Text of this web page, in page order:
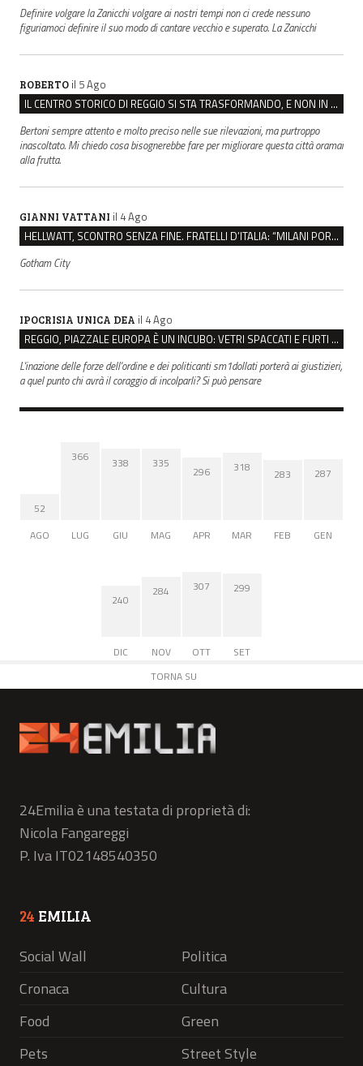
Definire volgare la Zanicchi volgare ai nostri tempi non ci crede nessuno
figuriamoci definire il suo modo di cantare vecchio e superato. La Zanicchi
ROBERTO il 5 Ago
IL CENTRO STORICO DI REGGIO SI STA TRASFORMANDO, E NON IN MEGLIO
Bertoni sempre attento e molto preciso nelle sue rilevazioni, ma purtroppo
inascoltato. Mi chiedo cosa bisognerebbe fare per migliorare questa città oramai
alla frutta.
GIANNI VATTANI il 4 Ago
HELLWATT, SCONTRO SENZA FINE. FRATELLI D’ITALIA: “MILANI PORTA DOCUMENTI, DE FRANCO INSULTI”
Gotham City
IPOCRISIA UNICA DEA il 4 Ago
REGGIO, PIAZZALE EUROPA È UN INCUBO: VETRI SPACCATI E FURTI SULLE AUTO IN SOSTA
L'inazione delle forze dell'ordine e dei politicanti sm1dollati porterà ai giustizieri,
a quel punto chi avrà il coraggio di incolparli? Si può pensare
52
AGO
366
LUG
338
GIU
335
MAG
296
APR
318
MAR
283
FEB
287
GEN
240
DIC
284
NOV
307
OTT
299
SET
TORNA SU
24Emilia è una testata di proprietà di:
Nicola Fangareggi
P. Iva IT02148540350
24 EMILIA
Social Wall
Politica
Cronaca
Cultura
Food
Green
Pets
Street Style